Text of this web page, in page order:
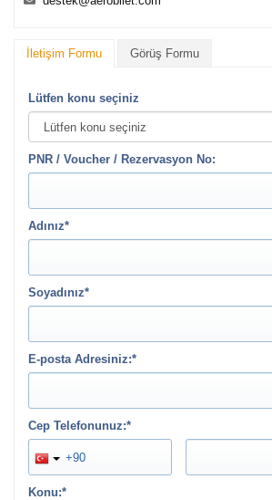
İletişim Formu Görüş Formu
Lütfen konu seçiniz
PNR / Voucher / Rezervasyon No:
Adınız*
Soyadınız*
E-posta Adresiniz:*
Cep Telefonunuz:*
Konu:*